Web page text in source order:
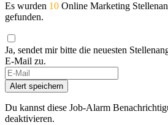
Es wurden 10 Online Marketing
gefunden.
Ja, sendet mir bitte die neuesten
E-Mail zu.
If
you
are
a
human,
Alert speichern
Du kannst diese Job-Alarm
deaktivieren.